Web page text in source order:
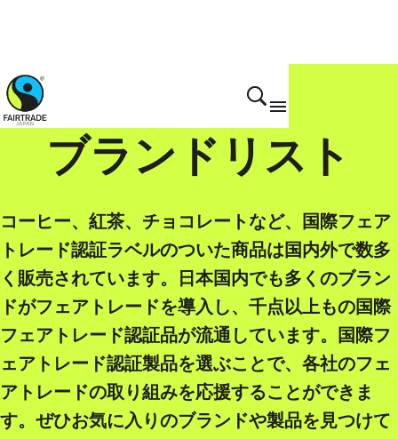
ブランドリスト
コーヒー、紅茶、チョコレートなど、国際フェア
トレード認証ラベルのついた商品は国内外で数多
く販売されています。日本国内でも多くのブラン
ドがフェアトレードを導入し、千点以上もの国際
フェアトレード認証品が流通しています。国際フ
ェアトレード認証製品を選ぶことで、各社のフェ
アトレードの取り組みを応援することができま
す。ぜひお気に入りのブランドや製品を見つけて